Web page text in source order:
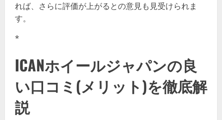
れば、さらに評価が上がるとの意見も見受けられま
す。
*
ICANホイールジャパンの良
い口コミ(メリット)を徹底解
説